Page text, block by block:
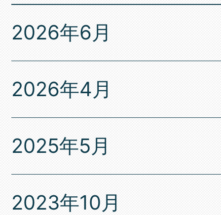
2026年6月
2026年4月
2025年5月
2023年10月